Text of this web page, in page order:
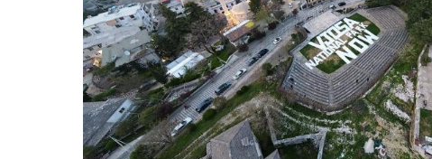
Videos
Aktuell